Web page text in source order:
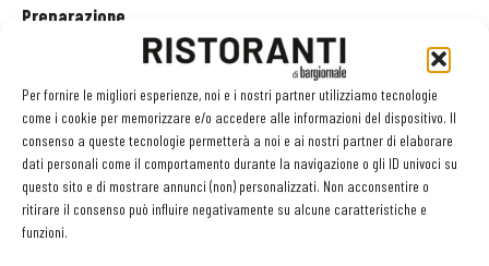
Per fornire le migliori esperienze, noi e i nostri partner utilizziamo tecnologie
come i cookie per memorizzare e/o accedere alle informazioni del dispositivo. Il
consenso a queste tecnologie permetterà a noi e ai nostri partner di elaborare
dati personali come il comportamento durante la navigazione o gli ID univoci su
questo sito e di mostrare annunci (non) personalizzati. Non acconsentire o
ritirare il consenso può influire negativamente su alcune caratteristiche e
funzioni.
Preparazione
Cuocere la pasta in acqua salata bollente. A fine cottura scolare,
rafreddare e condire con un filo d'olio evo. Disidratare una foglia di
verza senza la parte centrale in microonde per 3 minuti (o in forno
a 70°C a secco per 6 ore).
Tagliare la verza a julienne. Tenerne da parte il 20%. Porre a